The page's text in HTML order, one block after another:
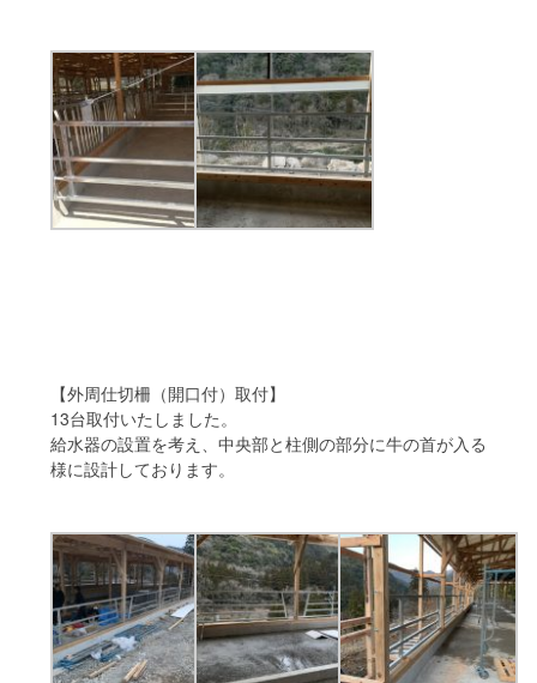
【外周仕切柵（開口付）取付】
13台取付いたしました。
給水器の設置を考え、中央部と柱側の部分に牛の首が入る
様に設計しております。